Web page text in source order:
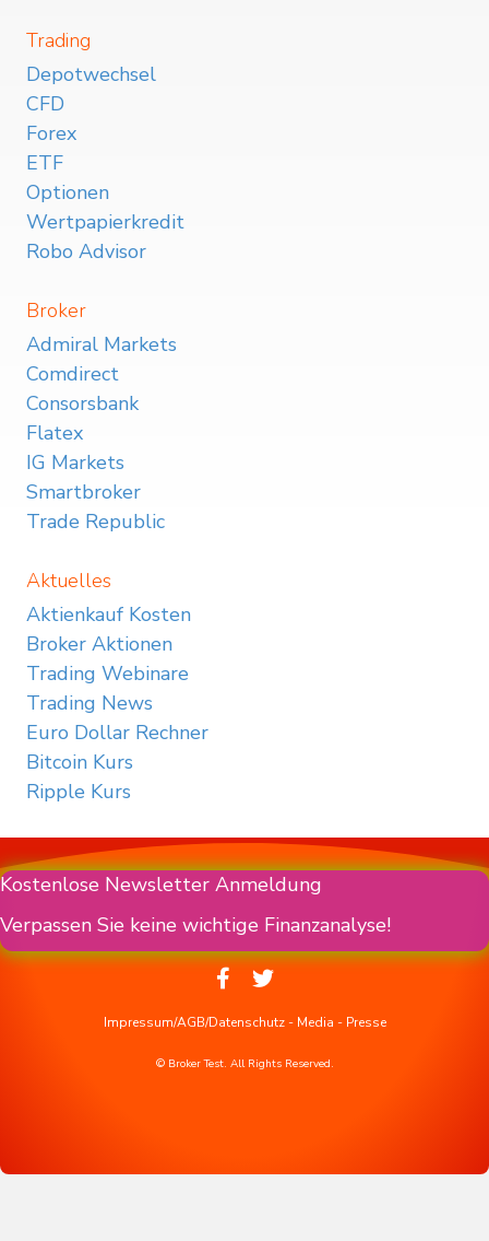
Trading
Depotwechsel
CFD
Forex
ETF
Optionen
Wertpapierkredit
Robo Advisor
Broker
Admiral Markets
Comdirect
Consorsbank
Flatex
IG Markets
Smartbroker
Trade Republic
Aktuelles
Aktienkauf Kosten
Broker Aktionen
Trading Webinare
Trading News
Euro Dollar Rechner
Bitcoin Kurs
Ripple Kurs
Kostenlose Newsletter Anmeldung
Verpassen Sie keine wichtige Finanzanalyse!
Impressum/AGB/Datenschutz- Media - Presse
© Broker Test. All Rights Reserved.